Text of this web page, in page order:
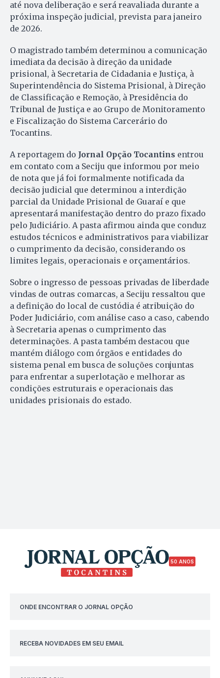
até nova deliberação e será reavaliada durante a
próxima inspeção judicial, prevista para janeiro
de 2026.
O magistrado também determinou a comunicação
imediata da decisão à direção da unidade
prisional, à Secretaria de Cidadania e Justiça, à
Superintendência do Sistema Prisional, à Direção
de Classificação e Remoção, à Presidência do
Tribunal de Justiça e ao Grupo de Monitoramento
e Fiscalização do Sistema Carcerário do
Tocantins.
A reportagem do Jornal Opção Tocantins entrou
em contato com a Seciju que informou por meio
de nota que já foi formalmente notificada da
decisão judicial que determinou a interdição
parcial da Unidade Prisional de Guaraí e que
apresentará manifestação dentro do prazo fixado
pelo Judiciário. A pasta afirmou ainda que conduz
estudos técnicos e administrativos para viabilizar
o cumprimento da decisão, considerando os
limites legais, operacionais e orçamentários.
Sobre o ingresso de pessoas privadas de liberdade
vindas de outras comarcas, a Seciju ressaltou que
a definição do local de custódia é atribuição do
Poder Judiciário, com análise caso a caso, cabendo
à Secretaria apenas o cumprimento das
determinações. A pasta também destacou que
mantém diálogo com órgãos e entidades do
sistema penal em busca de soluções conjuntas
para enfrentar a superlotação e melhorar as
condições estruturais e operacionais das
unidades prisionais do estado.
50 ANOS
ONDE ENCONTRAR O JORNAL OPÇÃO
RECEBA NOVIDADES EM SEU EMAIL